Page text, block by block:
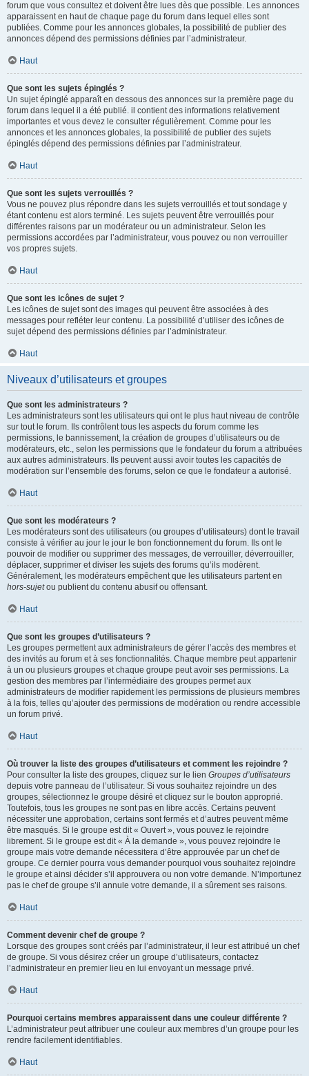
forum que vous consultez et doivent être lues dès que possible. Les annonces
apparaissent en haut de chaque page du forum dans lequel elles sont
publiées. Comme pour les annonces globales, la possibilité de publier des
annonces dépend des permissions définies par l’administrateur.
Haut
Que sont les sujets épinglés ?
Un sujet épinglé apparaît en dessous des annonces sur la première page du
forum dans lequel il a été publié. il contient des informations relativement
importantes et vous devez le consulter régulièrement. Comme pour les
annonces et les annonces globales, la possibilité de publier des sujets
épinglés dépend des permissions définies par l’administrateur.
Haut
Que sont les sujets verrouillés ?
Vous ne pouvez plus répondre dans les sujets verrouillés et tout sondage y
étant contenu est alors terminé. Les sujets peuvent être verrouillés pour
différentes raisons par un modérateur ou un administrateur. Selon les
permissions accordées par l’administrateur, vous pouvez ou non verrouiller
vos propres sujets.
Haut
Que sont les icônes de sujet ?
Les icônes de sujet sont des images qui peuvent être associées à des
messages pour refléter leur contenu. La possibilité d’utiliser des icônes de
sujet dépend des permissions définies par l’administrateur.
Haut
Niveaux d’utilisateurs et groupes
Que sont les administrateurs ?
Les administrateurs sont les utilisateurs qui ont le plus haut niveau de contrôle
sur tout le forum. Ils contrôlent tous les aspects du forum comme les
permissions, le bannissement, la création de groupes d’utilisateurs ou de
modérateurs, etc., selon les permissions que le fondateur du forum a attribuées
aux autres administrateurs. Ils peuvent aussi avoir toutes les capacités de
modération sur l’ensemble des forums, selon ce que le fondateur a autorisé.
Haut
Que sont les modérateurs ?
Les modérateurs sont des utilisateurs (ou groupes d’utilisateurs) dont le travail
consiste à vérifier au jour le jour le bon fonctionnement du forum. Ils ont le
pouvoir de modifier ou supprimer des messages, de verrouiller, déverrouiller,
déplacer, supprimer et diviser les sujets des forums qu’ils modèrent.
Généralement, les modérateurs empêchent que les utilisateurs partent en
hors-sujetou publient du contenu abusif ou offensant.
Haut
Que sont les groupes d’utilisateurs ?
Les groupes permettent aux administrateurs de gérer l’accès des membres et
des invités au forum et à ses fonctionnalités. Chaque membre peut appartenir
à un ou plusieurs groupes et chaque groupe peut avoir ses permissions. La
gestion des membres par l’intermédiaire des groupes permet aux
administrateurs de modifier rapidement les permissions de plusieurs membres
à la fois, telles qu’ajouter des permissions de modération ou rendre accessible
un forum privé.
Haut
Où trouver la liste des groupes d’utilisateurs et comment les rejoindre ?
Pour consulter la liste des groupes, cliquez sur le lien Groupes d’utilisateurs
depuis votre panneau de l’utilisateur. Si vous souhaitez rejoindre un des
groupes, sélectionnez le groupe désiré et cliquez sur le bouton approprié.
Toutefois, tous les groupes ne sont pas en libre accès. Certains peuvent
nécessiter une approbation, certains sont fermés et d’autres peuvent même
être masqués. Si le groupe est dit « Ouvert », vous pouvez le rejoindre
librement. Si le groupe est dit « À la demande », vous pouvez rejoindre le
groupe mais votre demande nécessitera d’être approuvée par un chef de
groupe. Ce dernier pourra vous demander pourquoi vous souhaitez rejoindre
le groupe et ainsi décider s’il approuvera ou non votre demande. N’importunez
pas le chef de groupe s’il annule votre demande, il a sûrement ses raisons.
Haut
Comment devenir chef de groupe ?
Lorsque des groupes sont créés par l’administrateur, il leur est attribué un chef
de groupe. Si vous désirez créer un groupe d’utilisateurs, contactez
l’administrateur en premier lieu en lui envoyant un message privé.
Haut
Pourquoi certains membres apparaissent dans une couleur différente ?
L’administrateur peut attribuer une couleur aux membres d’un groupe pour les
rendre facilement identifiables.
Haut